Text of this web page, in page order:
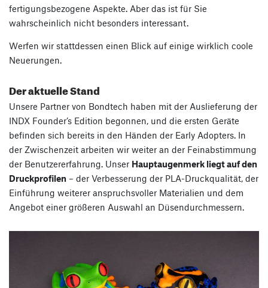
fertigungsbezogene Aspekte. Aber das ist für Sie
wahrscheinlich nicht besonders interessant.
Werfen wir stattdessen einen Blick auf einige wirklich coole
Neuerungen.
Der aktuelle Stand
Unsere Partner von Bondtech haben mit der Auslieferung der
INDX Founder’s Edition begonnen, und die ersten Geräte
befinden sich bereits in den Händen der Early Adopters. In
der Zwischenzeit arbeiten wir weiter an der Feinabstimmung
der Benutzererfahrung. Unser Hauptaugenmerk liegt auf den
Druckprofilen – der Verbesserung der PLA-Druckqualität, der
Einführung weiterer anspruchsvoller Materialien und dem
Angebot einer größeren Auswahl an Düsendurchmessern.